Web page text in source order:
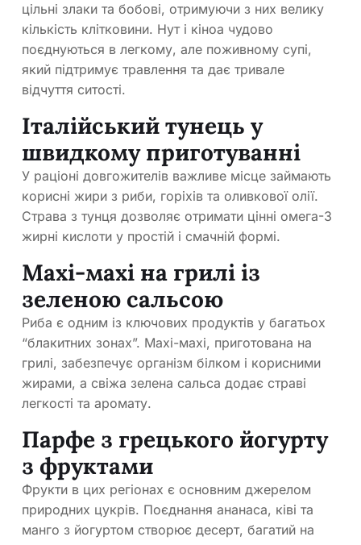
цільні злаки та бобові, отримуючи з них велику
кількість клітковини. Нут і кіноа чудово
поєднуються в легкому, але поживному супі,
який підтримує травлення та дає тривале
відчуття ситості.
Італійський тунець у
швидкому приготуванні
У раціоні довгожителів важливе місце займають
корисні жири з риби, горіхів та оливкової олії.
Страва з тунця дозволяє отримати цінні омега-3
жирні кислоти у простій і смачній формі.
Махі-махі на грилі із
зеленою сальсою
Риба є одним із ключових продуктів у багатьох
“блакитних зонах”. Махі-махі, приготована на
грилі, забезпечує організм білком і корисними
жирами, а свіжа зелена сальса додає страві
легкості та аромату.
Парфе з грецького йогурту
з фруктами
Фрукти в цих регіонах є основним джерелом
природних цукрів. Поєднання ананаса, ківі та
манго з йогуртом створює десерт, багатий на